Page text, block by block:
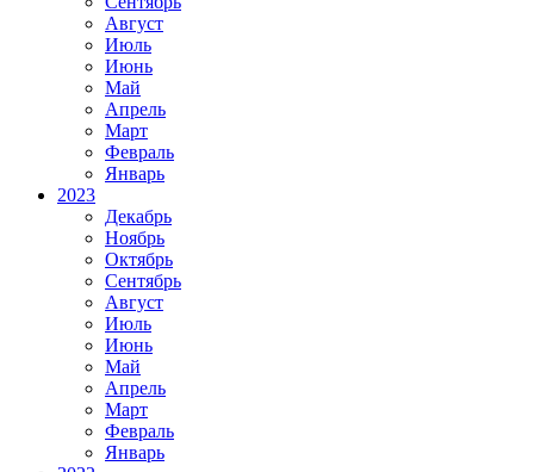
Август
Июль
Июнь
Май
Апрель
Март
Февраль
Январь
2023
Декабрь
Ноябрь
Октябрь
Сентябрь
Август
Июль
Июнь
Май
Апрель
Март
Февраль
Январь